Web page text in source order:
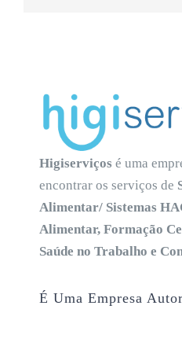
Higiserviços é uma
encontrar os serviços de
Alimentar/ Sistemas
Alimentar, Formação
Saúde no Trabalho e
É Uma Empresa